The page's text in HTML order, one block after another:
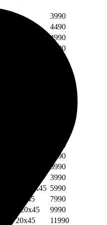
3990
4490
4990
5490
30х40
7490
40х40
5990
40х40
8990
20х45
3990
20х45 5990
20х45
7990
20х45
9990
20х45
11990